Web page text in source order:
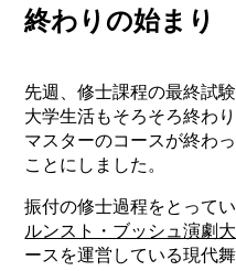
終わりの始まり
先週、修士課程の最終試験
大学生活もそろそろ終わ
マスターのコースが終わ
ことにしました。
振付の修士過程をとって
ルンスト・ブッシュ演劇
ースを運営している現代